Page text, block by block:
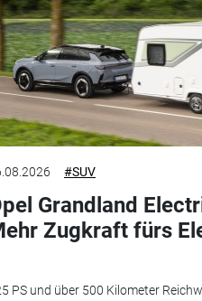
#SUV
Grandland
Zugkraft fürs
PS und über 500 Kilometer